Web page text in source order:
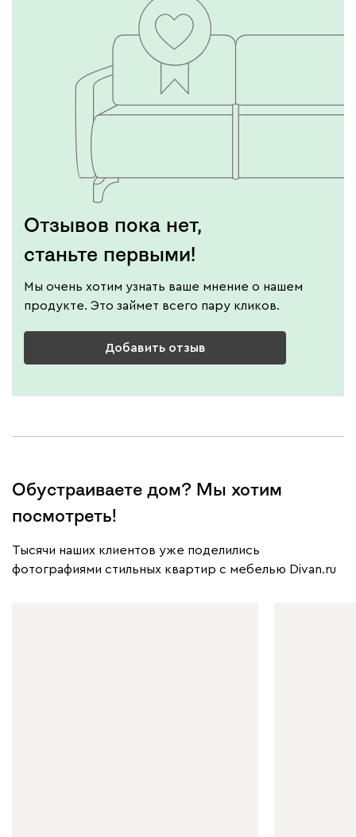
Отзывов пока нет,
станьте первыми!
Мы очень хотим узнать ваше мнение о нашем
продукте. Это займет всего пару кликов.
Добавить отзыв
Обустраиваете дом? Мы хотим
посмотреть!
Тысячи наших клиентов уже поделились
фотографиями стильных квартир с мебелью Divan.ru